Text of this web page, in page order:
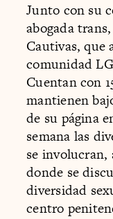
Junto con su
abogada
Cautivas, que
comunidad
Cuentan con
mantienen
de su página
semana las
se involucran,
donde se
diversidad
centro